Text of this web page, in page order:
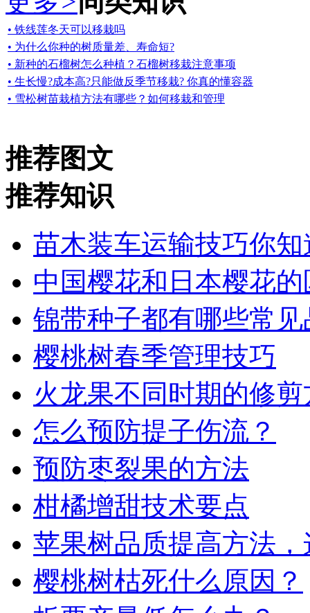
• 铁线莲冬天可以移栽吗
• 为什么你种的树质量差、寿命短?
• 新种的石榴树怎么种植？石榴树移栽注意事项
• 生长慢?成本高?只能做反季节移栽? 你真的懂容器
• 雪松树苗栽植方法有哪些？如何移栽和管理
推荐图文
推荐知识
苗木装车运输技巧你知
中国樱花和日本樱花的
锦带种子都有哪些常
樱桃树春季管理技巧
火龙果不同时期的修
怎么预防提子伤流？
预防枣裂果的方法
柑橘增甜技术要点
苹果树品质提高方法
樱桃树枯死什么原因？